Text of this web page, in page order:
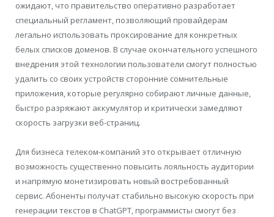
ожидают, что правительство оперативно разработает
специальный регламент, позволяющий провайдерам
легально использовать проксирование для конкретных
белых списков доменов. В случае окончательного успешного
внедрения этой технологии пользователи смогут полностью
удалить со своих устройств сторонние сомнительные
приложения, которые регулярно собирают личные данные,
быстро разряжают аккумулятор и критически замедляют
скорость загрузки веб-страниц.
Для бизнеса телеком-компаний это открывает отличную
возможность существенно повысить лояльность аудитории
и напрямую монетизировать новый востребованный
сервис. Абоненты получат стабильно высокую скорость при
генерации текстов в ChatGPT, программисты смогут без